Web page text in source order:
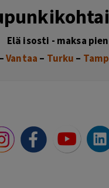
Elä isosti - maksa
–Vantaa – Turku –